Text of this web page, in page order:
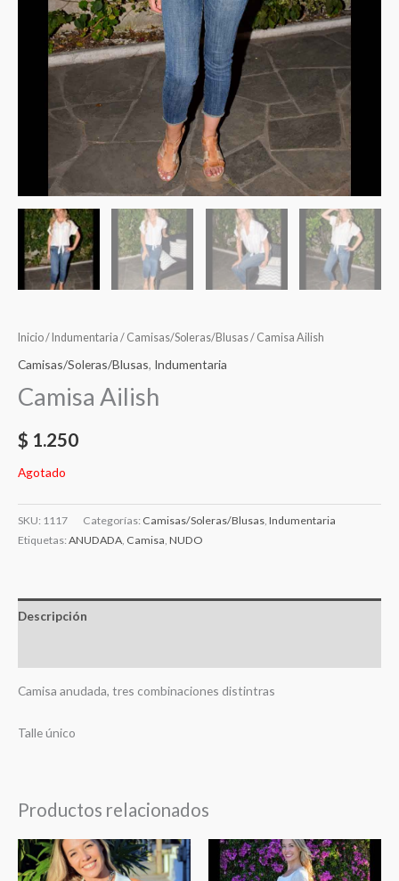
Inicio/ Indumentaria / Camisas/Soleras/Blusas/ Camisa Ailish
Camisas/Soleras/Blusas, Indumentaria
Camisa Ailish
$ 1.250
Agotado
SKU: 1117 Categorías: Camisas/Soleras/Blusas Indumentaria
Etiquetas: ANUDADA Camisa NUDO
Descripción
Camisa anudada, tres combinaciones distintras
Talle único
Productos relacionados